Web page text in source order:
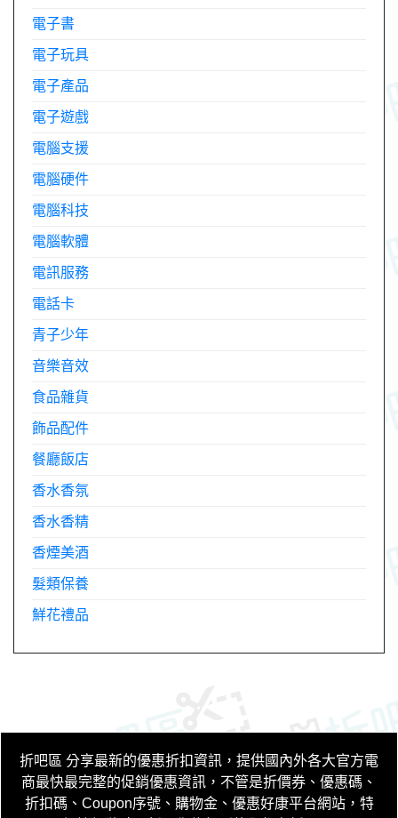
電子書
電子玩具
電子產品
電子遊戲
電腦支援
電腦硬件
電腦科技
電腦軟體
電訊服務
電話卡
青子少年
音樂音效
食品雜貨
飾品配件
餐廳飯店
香水香氛
香水香精
香煙美酒
髮類保養
鮮花禮品
折吧區 分享最新的優惠折扣資訊，提供國內外各大官方電
商最快最完整的促銷優惠資訊，不管是折價券、優惠碼、
折扣碼、Coupon序號、購物金、優惠好康平台網站，特